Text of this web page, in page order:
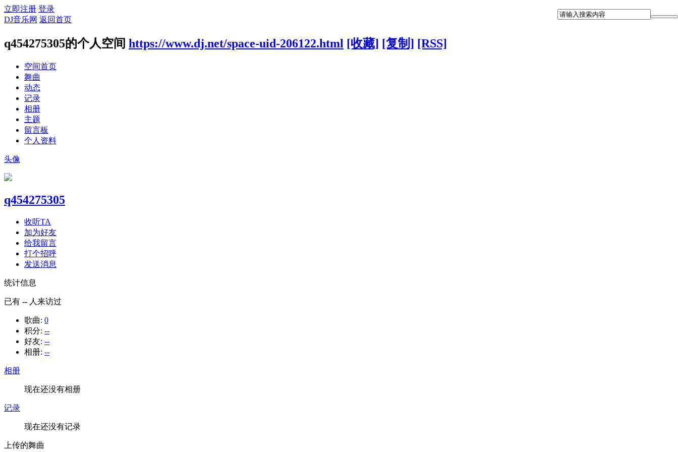
立即注册 登录
DJ音乐网 返回首页
q454275305的个人空间 https://www.dj.net/space-uid-206122.html [收藏] [复制] [RSS]
空间首页
舞曲
动态
记录
相册
主题
留言板
个人资料
头像
q454275305
收听TA
加为好友
给我留言
打个招呼
发送消息
统计信息
已有 -- 人来访过
歌曲: 0
积分: --
好友: --
相册: --
相册
现在还没有相册
记录
现在还没有记录
上传的舞曲